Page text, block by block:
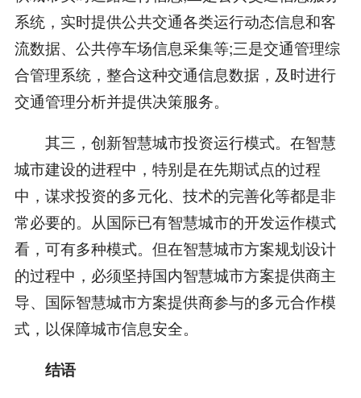
系统，实时提供公共交通各类运行动态信息和客
流数据、公共停车场信息采集等;三是交通管理综
合管理系统，整合这种交通信息数据，及时进行
交通管理分析并提供决策服务。
其三，创新智慧城市投资运行模式。在智慧
城市建设的进程中，特别是在先期试点的过程
中，谋求投资的多元化、技术的完善化等都是非
常必要的。从国际已有智慧城市的开发运作模式
看，可有多种模式。但在智慧城市方案规划设计
的过程中，必须坚持国内智慧城市方案提供商主
导、国际智慧城市方案提供商参与的多元合作模
式，以保障城市信息安全。
结语